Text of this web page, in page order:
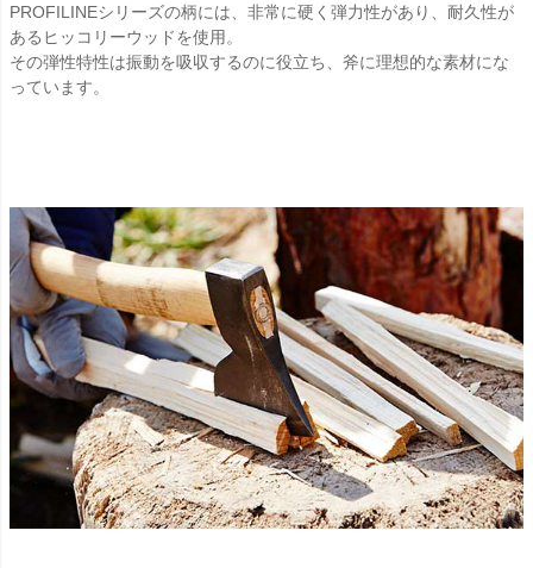
PROFILINEシリーズの柄には、非常に硬く弾力性があり、耐久性が
あるヒッコリーウッドを使用。
その弾性特性は振動を吸収するのに役立ち、斧に理想的な素材にな
っています。